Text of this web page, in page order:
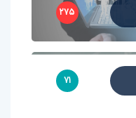
۲۷۵
۷۱